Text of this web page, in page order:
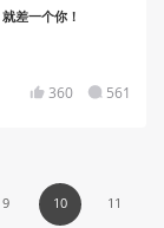
差一个你！
360 561
9 10 11